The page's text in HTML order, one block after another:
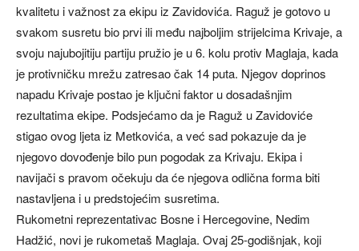
kvalitetu i važnost za ekipu iz Zavidovića. Raguž je gotovo u
svakom susretu bio prvi ili među najboljim strijelcima Krivaje, a
svoju najubojitiju partiju pružio je u 6. kolu protiv Maglaja, kada
je protivničku mrežu zatresao čak 14 puta. Njegov doprinos
napadu Krivaje postao je ključni faktor u dosadašnjim
rezultatima ekipe. Podsjećamo da je Raguž u Zavidoviće
stigao ovog ljeta iz Metkovića, a već sad pokazuje da je
njegovo dovođenje bilo pun pogodak za Krivaju. Ekipa i
navijači s pravom očekuju da će njegova odlična forma biti
nastavljena i u predstojećim susretima.
Rukometni reprezentativac Bosne i Hercegovine, Nedim
Hadžić, novi je rukometaš Maglaja. Ovaj 25-godišnjak, koji